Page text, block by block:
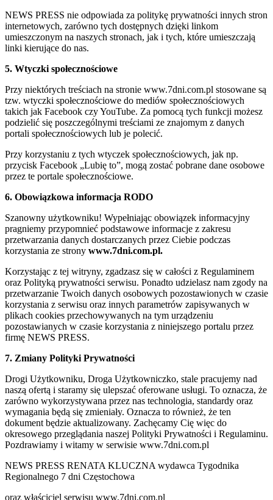
NEWS PRESS nie odpowiada za politykę prywatności innych stron
internetowych, zarówno tych dostępnych dzięki linkom
umieszczonym na naszych stronach, jak i tych, które umieszczają
linki kierujące do nas.
5. Wtyczki społecznościowe
Przy niektórych treściach na stronie www.7dni.com.pl stosowane są
tzw. wtyczki społecznościowe do mediów społecznościowych
takich jak Facebook czy YouTube. Za pomocą tych funkcji możesz
podzielić się poszczególnymi treściami ze znajomym z danych
portali społecznościowych lub je polecić.
Przy korzystaniu z tych wtyczek społecznościowych, jak np.
przycisk Facebook „Lubię to”, mogą zostać pobrane dane osobowe
przez te portale społecznościowe.
6. Obowiązkowa informacja RODO
Szanowny użytkowniku! Wypełniając obowiązek informacyjny
pragniemy przypomnieć podstawowe informacje z zakresu
przetwarzania danych dostarczanych przez Ciebie podczas
korzystania ze strony www.7dni.com.pl.
Korzystając z tej witryny, zgadzasz się w całości z Regulaminem
oraz Polityką prywatności serwisu. Ponadto udzielasz nam zgody na
przetwarzanie Twoich danych osobowych pozostawionych w czasie
korzystania z serwisu oraz innych parametrów zapisywanych w
plikach cookies przechowywanych na tym urządzeniu
pozostawianych w czasie korzystania z niniejszego portalu przez
firmę NEWS PRESS.
7. Zmiany Polityki Prywatności
Drogi Użytkowniku, Droga Użytkowniczko, stale pracujemy nad
naszą ofertą i staramy się ulepszać oferowane usługi. To oznacza, że
zarówno wykorzystywana przez nas technologia, standardy oraz
wymagania będą się zmieniały. Oznacza to również, że ten
dokument będzie aktualizowany. Zachęcamy Cię więc do
okresowego przeglądania naszej Polityki Prywatności i Regulaminu.
Pozdrawiamy i witamy w serwisie www.7dni.com.pl
NEWS PRESS RENATA KLUCZNA wydawca Tygodnika
Regionalnego 7 dni Częstochowa
oraz właściciel serwisu www.7dni.com.pl